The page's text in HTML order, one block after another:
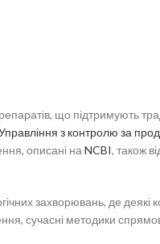
що підтримують
з контролю за
описані на NCBI, також
захворювань, де
сучасні методики